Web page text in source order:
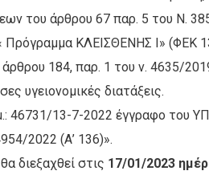
του άρθρου 67 παρ. 5 του Ν.
Πρόγραμμα ΚΛΕΙΣΘΕΝΗΣ Ι» (ΦΕΚ
άρθρου 184, παρ. 1 του ν. 4635/
υγειονομικές διατάξεις.
46731/13-7-2022 έγγραφο του
2022 (Α’ 136)».
διεξαχθεί στις 17/01/2023